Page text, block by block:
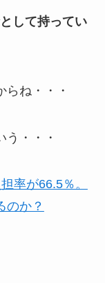
して持ってい
ね・・・
・・・
率が66.5％。
のか？